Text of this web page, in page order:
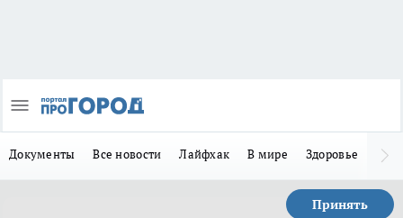
Документы Все новости Лайфхак В мире Здоровье
Принять